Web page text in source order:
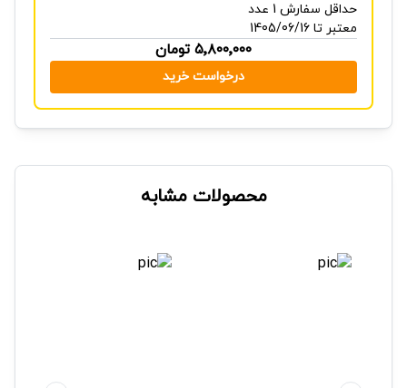
حداقل سفارش 1 عدد
معتبر تا 1405/06/16
۵٬۸۰۰٬۰۰۰ تومان
درخواست خرید
محصولات مشابه